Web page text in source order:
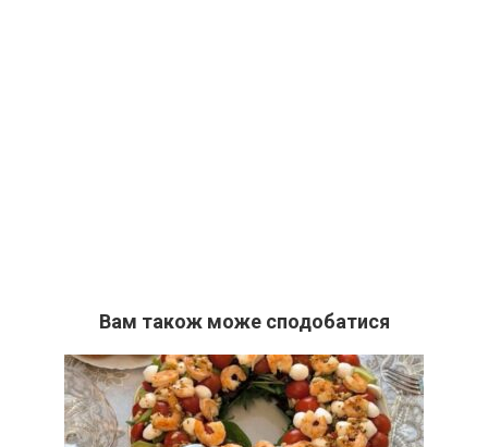
Вам також може сподобатися